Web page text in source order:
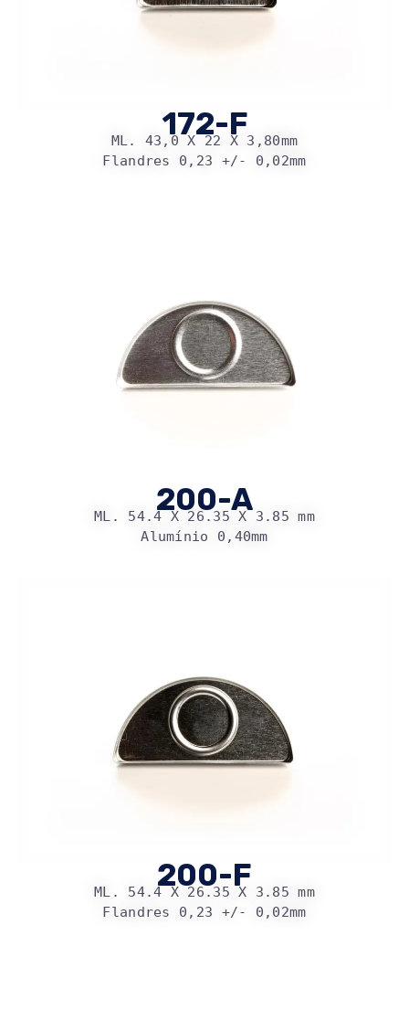
172-F
ML. 43,0 X 22 X 3,80mm
Flandres 0,23 +/- 0,02mm
200-A
ML. 54.4 X 26.35 X 3.85 mm
Alumínio 0,40mm
200-F
ML. 54.4 X 26.35 X 3.85 mm
Flandres 0,23 +/- 0,02mm